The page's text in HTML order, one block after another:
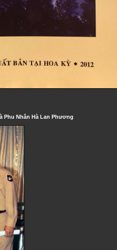
Phu Nhân Hà Lan Phương